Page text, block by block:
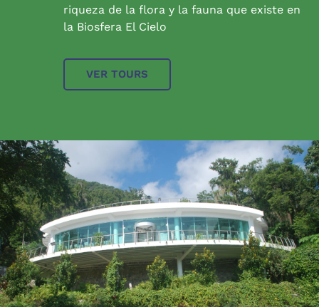
riqueza de la flora y la fauna que existe en
la Biosfera El Cielo
VER TOURS